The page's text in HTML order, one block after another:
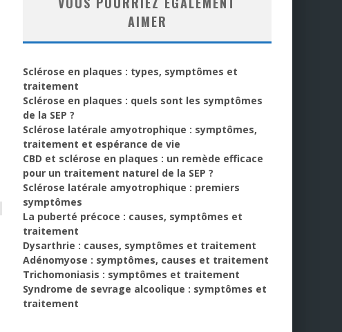
AIMER
Sclérose en plaques : types, symptômes et
traitement
Sclérose en plaques : quels sont les symptômes
de la SEP ?
Sclérose latérale amyotrophique : symptômes,
traitement et espérance de vie
CBD et sclérose en plaques : un remède efficace
pour un traitement naturel de la SEP ?
Sclérose latérale amyotrophique : premiers
symptômes
La puberté précoce : causes, symptômes et
traitement
Dysarthrie : causes, symptômes et traitement
Adénomyose : symptômes, causes et traitement
Trichomoniasis : symptômes et traitement
Syndrome de sevrage alcoolique : symptômes et
traitement